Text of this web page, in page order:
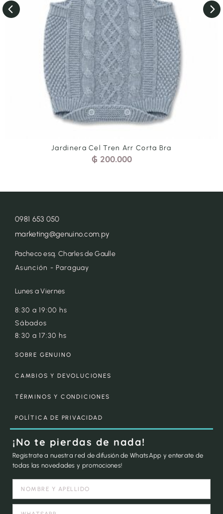
Jardinera Cel Tren Arr Corta Bra
₲ 200.000
0981 653 050
marketing@genuino.com.py
Pacheco esq. Charles de Gaulle
Asunción - Paraguay
Lunes a Viernes
8:30 a 19:00 hs
Sábados
8:30 a 17:30 hs
SOBRE GENUINO
CAMBIOS Y DEVOLUCIONES
TÉRMINOS Y CONDICIONES
POLÍTICA DE PRIVACIDAD
¡No te pierdas de nada!
Registrate a nuestra red de difusión de WhatsApp y enterate de
todas las novedades y promociones!